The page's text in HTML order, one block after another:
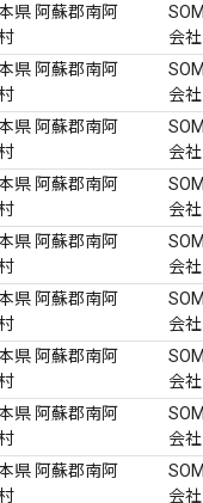
県 阿蘇郡南阿
会社
県 阿蘇郡南阿
会社
県 阿蘇郡南阿
会社
県 阿蘇郡南阿
会社
県 阿蘇郡南阿
会社
県 阿蘇郡南阿
会社
県 阿蘇郡南阿
会社
県 阿蘇郡南阿
会社
県 阿蘇郡南阿
会社